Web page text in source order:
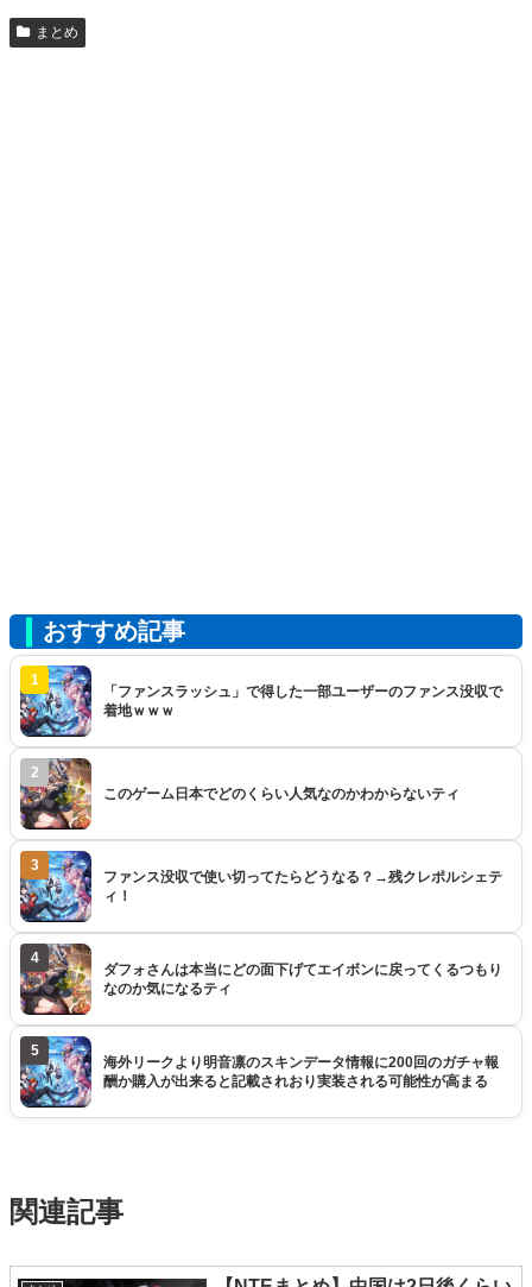
まとめ
おすすめ記事
1
「ファンスラッシュ」で得した一部ユーザーのファンス没収で
着地ｗｗｗ
2
このゲーム日本でどのくらい人気なのかわからないティ
3
ファンス没収で使い切ってたらどうなる？→残クレポルシェテ
ィ！
4
ダフォさんは本当にどの面下げてエイボンに戻ってくるつもり
なのか気になるティ
5
海外リークより明音凛のスキンデータ情報に200回のガチャ報
酬か購入が出来ると記載されおり実装される可能性が高まる
関連記事